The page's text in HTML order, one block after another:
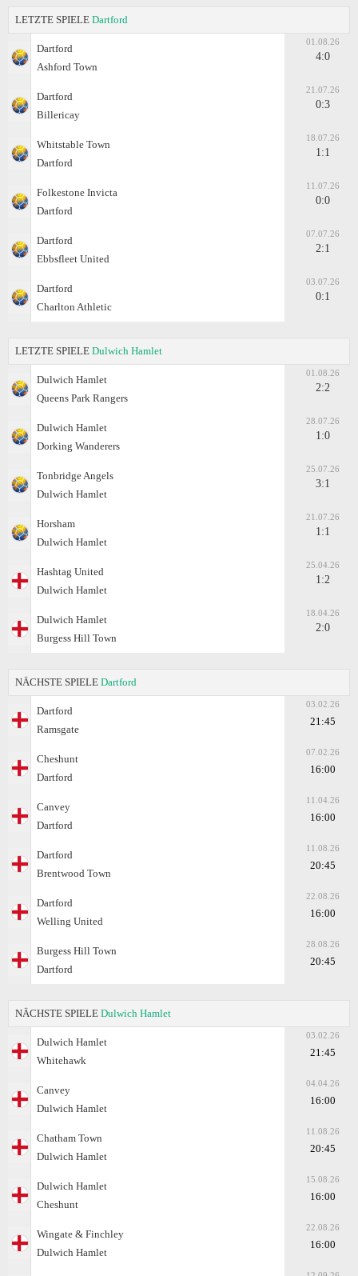
LETZTE SPIELE Dartford
Dartford
Ashford Town
01.08.26
4:0
Dartford
Billericay
21.07.26
0:3
Whitstable Town
Dartford
18.07.26
1:1
Folkestone Invicta
Dartford
11.07.26
0:0
Dartford
Ebbsfleet United
07.07.26
2:1
Dartford
Charlton Athletic
03.07.26
0:1
LETZTE SPIELE Dulwich Hamlet
Dulwich Hamlet
Queens Park Rangers
01.08.26
2:2
Dulwich Hamlet
Dorking Wanderers
28.07.26
1:0
Tonbridge Angels
Dulwich Hamlet
25.07.26
3:1
Horsham
Dulwich Hamlet
21.07.26
1:1
Hashtag United
Dulwich Hamlet
25.04.26
1:2
Dulwich Hamlet
Burgess Hill Town
18.04.26
2:0
NÄCHSTE SPIELE Dartford
Dartford
Ramsgate
03.02.26
21:45
Cheshunt
Dartford
07.02.26
16:00
Canvey
Dartford
11.04.26
16:00
Dartford
Brentwood Town
11.08.26
20:45
Dartford
Welling United
22.08.26
16:00
Burgess Hill Town
Dartford
28.08.26
20:45
NÄCHSTE SPIELE Dulwich Hamlet
Dulwich Hamlet
Whitehawk
03.02.26
21:45
Canvey
Dulwich Hamlet
04.04.26
16:00
Chatham Town
Dulwich Hamlet
11.08.26
20:45
Dulwich Hamlet
Cheshunt
15.08.26
16:00
Wingate & Finchley
Dulwich Hamlet
22.08.26
16:00